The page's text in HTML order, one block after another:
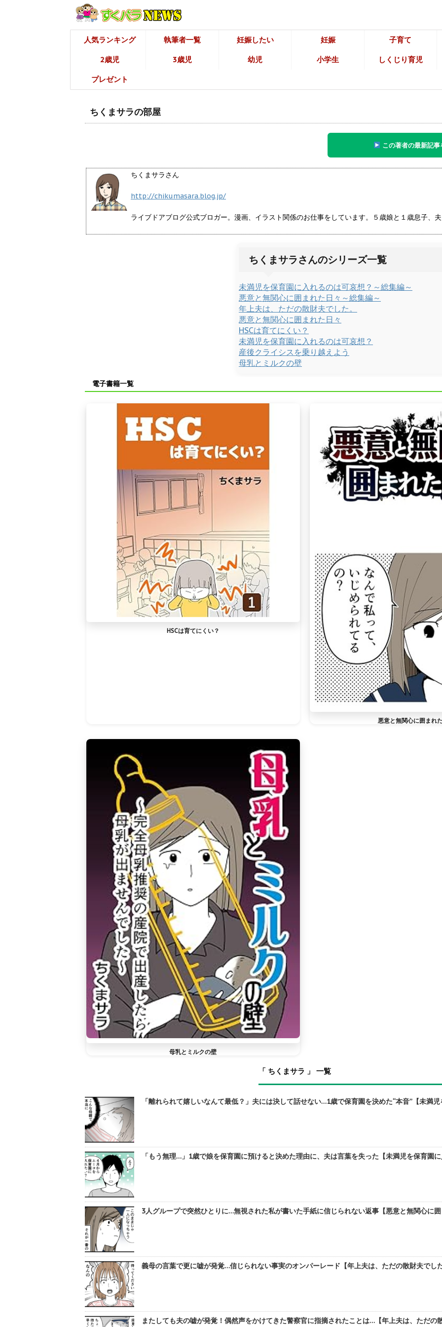
人気ランキング 執筆者一覧 妊娠したい 妊娠 子育て
2歳児 3歳児 幼児 小学生 しくじり育児
プレゼント
ちくまサラの部屋
この著者の最新記事
ちくまサラさん
http://chikumasara.blog.jp/
ライブドアブログ公式ブロガー。漫画、イラスト関係のお仕事をしています。５歳娘と１歳息子、
ちくまサラさんのシリーズ一覧
未満児を保育園に入れるのは可哀想？～総集編～
悪意と無関心に囲まれた日々～総集編～
年上夫は、ただの散財夫でした。
悪意と無関心に囲まれた日々
HSCは育てにくい？
未満児を保育園に入れるのは可哀想？
産後クライシスを乗り越えよう
母乳とミルクの壁
電子書籍一覧
HSCは育てにくい？
悪意と無関心に囲まれ
母乳とミルクの壁
「 ちくまサラ 」 一覧
「離れられて嬉しいなんて最低？」夫には決して話せない…1歳で保育園を決めた“本音”【未満
「もう無理…」1歳で娘を保育園に預けると決めた理由に、夫は言葉を失った【未満児を保育園
3人グループで突然ひとりに…無視された私が書いた手紙に信じられない返事【悪意と無関心に
義母の言葉で更に嘘が発覚…信じられない事実のオンパーレード【年上夫は、ただの散財夫で
またしても夫の嘘が発覚！偶然声をかけてきた警察官に指摘されたことは…【年上夫は、ただ